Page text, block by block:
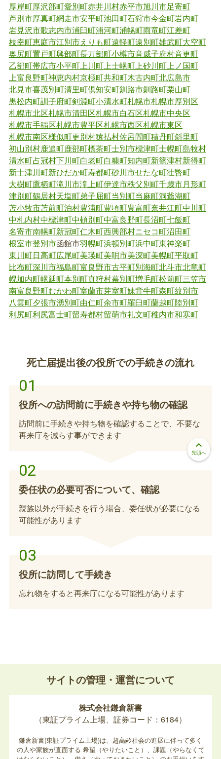
原付バイクの所有者が亡くなった場合、相続人への
名義変更または廃車の手続きが必要です。また、相
続人以外の方が新所有者になる場合は、相続人から
の譲渡証明書が必要です。
バイク（125cc超）の名義変更または廃車手
続き（死亡関連手続き）
バイク（125cc超）の所有者が亡くなった場合、相
続人への名義変更または廃車の手続きが必要です。
詳細は北海道運輸局 函館運輸支局へお問い合わせ
ください。税申告に関する手続きは函館地区自家用
自動車協会へお問い合わせください。
小型特殊自動車の名義変更または廃車手続き
（死亡関連手続き）
小型特殊自動車の所有者が亡くなった場合、相続人
への名義変更または廃車の手続きが必要です。ま
た、相続人以外の方が新所有者になる場合は、相続
人からの譲渡証明書が必要です。
固定資産の所有者変更手続き（死亡関連手続
き）
土地家屋の登記簿上の所有者が亡くなった場合、法
務局に相続登記を行ってください。（令和6年4月1
日より相続登記の申請が義務化されました）相続の
登記が完了していない方、未登記家屋の場合は、納
の名義変更廃止手続き（死亡関連手続き）
変更や使⽤中止等の手続きが必要です。※電話手続
き可
厚岸町厚沢部町愛別町赤井川村赤平市旭川市足寄町
芦別市厚真町網走市安平町池田町石狩市今金町岩内町
岩見沢市歌志内市浦臼町浦河町浦幌町雨竜町江差町
枝幸町恵庭市江別市えりも町遠軽町遠別町雄武町大空町
奥尻町置戸町興部町長万部町小樽市音威子府村音更町
乙部町帯広市小平町上川町上士幌町上砂川町上ノ国町
上富良野町神恵内村京極町共和町木古内町北広島市
北見市喜茂別町清里町倶知安町釧路市釧路町栗山町
黒松内町訓子府町剣淵町小清水町札幌市札幌市厚別区
札幌市北区札幌市清田区札幌市白石区札幌市中央区
札幌市手稲区札幌市豊平区札幌市西区札幌市東区
札幌市南区様似町更別村猿払村佐呂間町積丹町斜里町
初山別村鹿追町鹿部町標茶町士別市標津町士幌町島牧村
清水町占冠村下川町白老町白糠町知内町新篠津村新得町
新十津川町新ひだか町寿都町砂川市せたな町壮瞥町
大樹町鷹栖町滝川市滝上町伊達市秩父別町千歳市月形町
津別町鶴居村天塩町弟子屈町当別町当麻町洞爺湖町
苫小牧市苫前町泊村豊浦町豊頃町豊富町奈井江町中川町
中札内村中標津町中頓別町中富良野町長沼町七飯町
名寄市南幌町新冠町仁木町西興部村ニセコ町沼田町
根室市登別市函館市羽幌町浜頓別町浜中町東神楽町
東川町日高町広尾町美瑛町美唄市美深町美幌町平取町
比布町深川市福島町富良野市古平町別海町北斗市北竜町
幌加内町幌延町本別町真狩村幕別町増毛町松前町三笠市
南富良野町むかわ町室蘭市芽室町妹背牛町森町紋別市
八雲町夕張市湧別町由仁町余市町羅臼町蘭越町陸別町
利尻町利尻富士町留寿都村留萌市礼文町稚内市和寒町
死亡届提出後の役所での手続きの流れ
役所への訪問前に手続きや持ち物の確認
訪問前に手続きや持ち物を確認することで、不要な
再来庁を減らす事ができます
委任状の必要可否について、確認
親族以外が手続きを行う場合、委任状が必要になる
可能性があります
役所に訪問して手続き
忘れ物をすると再来庁になる可能性があります
サイトの管理・運営について
株式会社鎌倉新書
（東証プライム上場、証券コード：6184）
鎌倉新書(東証プライム上場)は、超高齢社会の進展に伴って多く
の人や家族が直面する 希望（やりたいこと）、課題（やらなくて
keyboard_arrow_up
先頭へ